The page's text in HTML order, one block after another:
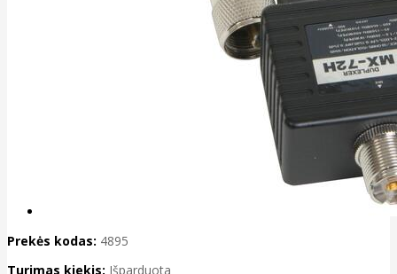
Prekės kodas: 4895
Turimas kiekis: Išparduota